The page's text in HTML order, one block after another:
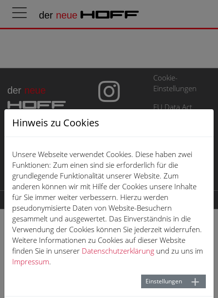
der neue HOFF
der neue
HOFF
Cookie-
Einstellungen
EU Data Act
Öffnungszeiten
Karriere
© 2026 der neue HOFF
Hinweis zu Cookies
Unsere Webseite verwendet Cookies. Diese haben zwei
Funktionen: Zum einen sind sie erforderlich für die
grundlegende Funktionalität unserer Website. Zum
anderen können wir mit Hilfe der Cookies unsere Inhalte
für Sie immer weiter verbessern. Hierzu werden
pseudonymisierte Daten von Website-Besuchern
gesammelt und ausgewertet. Das Einverständnis in die
Verwendung der Cookies können Sie jederzeit widerrufen.
Weitere Informationen zu Cookies auf dieser Website
finden Sie in unserer Datenschutzerklärung und zu uns im
Impressum.
Einstellungen